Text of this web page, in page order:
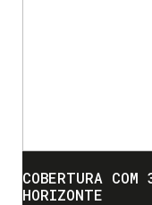
COBERTURA
HORIZONTE